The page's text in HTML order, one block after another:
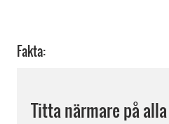
Fakta:
Titta närmare på